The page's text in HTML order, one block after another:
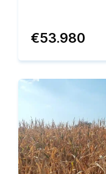
€53.980